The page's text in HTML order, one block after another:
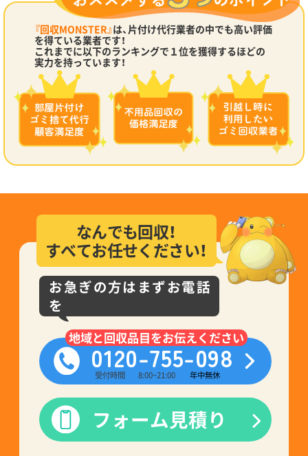
『回収MONSTER』は、片付け代行業者の中でも高い評価
を得ている業者です！
これまでに以下のランキングで１位を獲得するほどの
実力を持っています！
なんでも回収！
すべてお任せください！
お急ぎの方はまずお電話
を
0120-755-098
地域と回収品目をお伝えください
受付時間 8:00~21:00 年中無休
フォーム見積り